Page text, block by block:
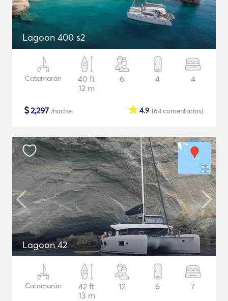
Lagoon 400 s2
Catamarán
40 ft
12 m
6 4 4
$2,297 /noche (64comentarios)
4.9
Lagoon 42
Catamarán
42 ft
13 m
12 6 7